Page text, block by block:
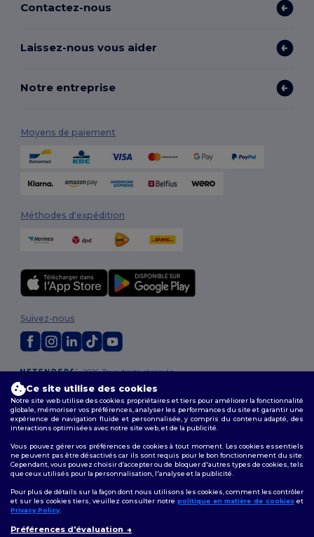
Contactez-nous
Laissez-nous vous aider
Notre entreprise
Moyens de paiement
Méthodes d'expédition
2026. Tous droits réservés
Conditions Générales |Politique de personnalisation
Confidentialité| Politique de Cookies | Plan du Site
Suivez-nous
Bruxelles | Anvers| Mortsel| Malines | Lierre | Turnhout
Ce site utilise des cookies
Notre site web utilise des cookies propriétaires et tiers pour améliorer la fonctionnalité
globale, mémoriser vos préférences, analyser les performances du site et garantir une
expérience de navigation fluide et personnalisée, y compris du contenu adapté, des
interactions optimisées avec notre site web, et de la publicité.
Vous pouvez gérer vos préférences de cookies à tout moment. Les cookies essentiels
ne peuvent pas être désactivés car ils sont requis pour le bon fonctionnement du site.
Cependant, vous pouvez choisir d’accepter ou de bloquer d'autres types de cookies, tels
que ceux utilisés pour la personnalisation, l'analyse et la publicité.
Pour plus de détails sur la façon dont nous utilisons les cookies, comment les contrôler
et sur les cookies tiers, veuillez consulter notre politique en matière de cookies et
Privacy Policy.
Préférences d'évaluation